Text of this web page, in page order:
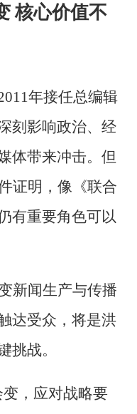
核心价值不
年接任总编辑
刻影响政治、经
体带来冲击。但
证明，像《联合
有重要角色可以
新闻生产与传播
达受众，将是洪
挑战。
，应对战略要